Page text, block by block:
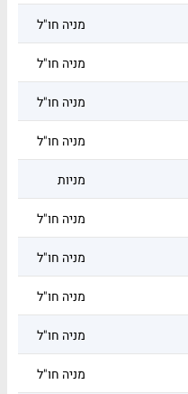
מניה חו"ל
מניה חו"ל
מניה חו"ל
מניה חו"ל
מניות
מניה חו"ל
מניה חו"ל
מניה חו"ל
מניה חו"ל
מניה חו"ל